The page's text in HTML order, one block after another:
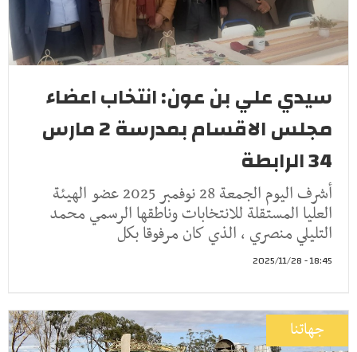
سيدي علي بن عون: انتخاب اعضاء
مجلس الاقسام بمدرسة 2 مارس
34 الرابطة
أشرف اليوم الجمعة 28 نوفمبر 2025 عضو الهيئة
العليا المستقلة للانتخابات وناطقها الرسمي محمد
التليلي منصري ، الذي كان مرفوقا بكل
18:45 - 2025/11/28
جهاتنا